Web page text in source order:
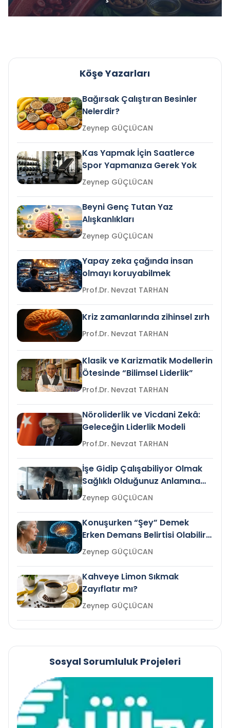
Köşe Yazarları
Bağırsak Çalıştıran Besinler
Nelerdir?
Zeynep GÜÇLÜCAN
Kas Yapmak İçin Saatlerce
Spor Yapmanıza Gerek Yok
Zeynep GÜÇLÜCAN
Beyni Genç Tutan Yaz
Alışkanlıkları
Zeynep GÜÇLÜCAN
Yapay zeka çağında insan
olmayı koruyabilmek
Prof.Dr. Nevzat TARHAN
Kriz zamanlarında zihinsel zırh
Prof.Dr. Nevzat TARHAN
Klasik ve Karizmatik Modellerin
Ötesinde “Bilimsel Liderlik”
Prof.Dr. Nevzat TARHAN
Nöroliderlik ve Vicdani Zekâ:
Geleceğin Liderlik Modeli
Prof.Dr. Nevzat TARHAN
İşe Gidip Çalışabiliyor Olmak
Sağlıklı Olduğunuz Anlamına
Gelir mi?Zeynep GÜÇLÜCAN
Konuşurken “Şey” Demek
Erken Demans Belirtisi Olabilir
mi?
Zeynep GÜÇLÜCAN
Kahveye Limon Sıkmak
Zayıflatır mı?
Zeynep GÜÇLÜCAN
Sosyal Sorumluluk Projeleri